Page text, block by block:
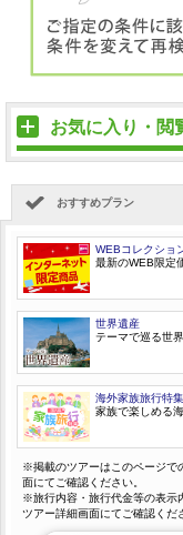
お気に入り・閲
おすすめプラン
WEBコレクショ
最新のWEB限定
世界遺産
テーマで巡る世
海外家族旅行特集
家族で楽しめる
※掲載のツアーはこのページで
面にてご確認ください。
※旅行内容・旅行代金等の表示
ツアー詳細画面にてご確認くだ